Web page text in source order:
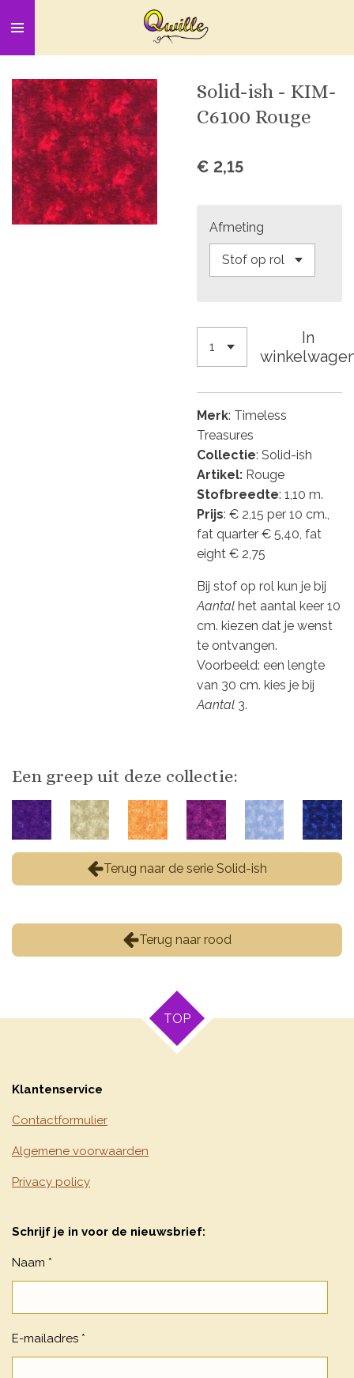
direct
naar
de
hoofdinhoud
Solid-ish - KIM-
C6100 Rouge
€ 2,15
Afmeting
In
Merk: Timeless
Treasures
Collectie: Solid-ish
Artikel: Rouge
Stofbreedte: 1,10 m.
Prijs: € 2,15 per 10 cm.,
fat quarter € 5,40, fat
eight € 2,75
Bij stof op rol kun je bij
Aantal het aantal keer 10
cm. kiezen dat je wenst
te ontvangen.
Voorbeeld: een lengte
van 30 cm. kies je bij
Aantal 3.
Een greep uit deze collectie:
Terug naar de serie Solid-ish
Terug naar rood
TOP
Klantenservice
Contactformulier
Algemene voorwaarden
Privacy policy
Schrijf je in voor de nieuwsbrief:
Naam *
E-mailadres *